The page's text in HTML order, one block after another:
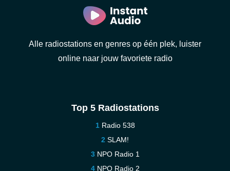
Alle radiostations en genres op één plek, luister
online naar jouw favoriete radio
Top 5 Radiostations
Radio 538
SLAM!
NPO Radio 1
NPO Radio 2